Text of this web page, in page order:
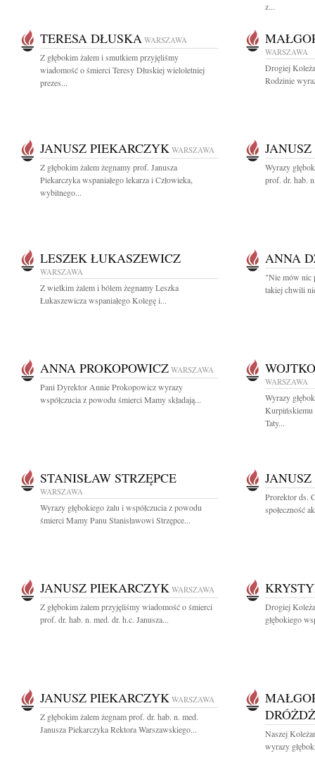
z...
TERESA DŁUSKA WARSZAWA
Z głębokim żalem i smutkiem przyjęliśmy
wiadomość o śmierci Teresy Dłuskiej wieloletniej
prezes...
WARSZAWA
Drogiej
Rodzinie
JANUSZ PIEKARCZYK WARSZAWA
Z głębokim żalem żegnamy prof. Janusza
Piekarczyka wspaniałego lekarza i Człowieka,
wybitnego...
Wyrazy
prof. dr. hab.
LESZEK ŁUKASZEWICZ
WARSZAWA
Z wielkim żalem i bólem żegnamy Leszka
Łukaszewicza wspaniałego Kolegę i...
ANNA
"Nie mów nic
takiej chwili
ANNA PROKOPOWICZ WARSZAWA
Pani Dyrektor Annie Prokopowicz wyrazy
współczucia z powodu śmierci Mamy składają...
WARSZAWA
Wyrazy
Kurpińskiemu
Taty...
STANISŁAW STRZĘPCE
WARSZAWA
Wyrazy głębokiego żalu i współczucia z powodu
śmierci Mamy Panu Stanisławowi Strzępce...
Prorektor ds.
społeczność
JANUSZ PIEKARCZYK WARSZAWA
Z głębokim żalem przyjęliśmy wiadomość o śmierci
prof. dr. hab. n. med. dr. h.c. Janusza...
Drogiej
głębokiego
JANUSZ PIEKARCZYK WARSZAWA
Z głębokim żalem żegnam prof. dr. hab. n. med.
Janusza Piekarczyka Rektora Warszawskiego...
DRÓŻDŻ
Naszej
wyrazy